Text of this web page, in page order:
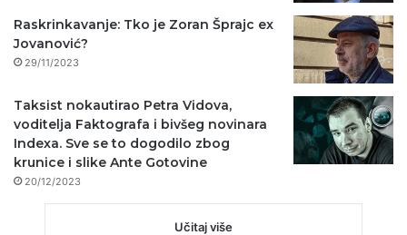
Raskrinkavanje: Tko je Zoran Šprajc ex
Jovanović?
29/11/2023
Taksist nokautirao Petra Vidova,
voditelja Faktografa i bivšeg novinara
Indexa. Sve se to dogodilo zbog
krunice i slike Ante Gotovine
20/12/2023
Učitaj više